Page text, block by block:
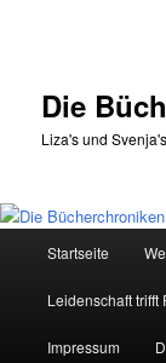
Die
Liza's und
Startseite
Leidenschaft trifft
Impressum